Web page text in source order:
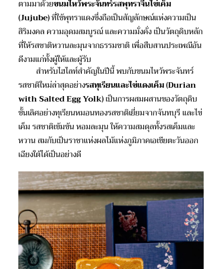
ตามมาด้วยขนมไหว้พระจันทร์รสพุทราจีนไข่เค็ม
(Jujube)ที่ใช้พุทราแดงซึ่งถือเป็นสัญลักษณ์แห่งความเป็น
สิริมงคล ความอุดมสมบูรณ์ และความมั่งคั่ง เป็นวัตถุดิบหลัก
ที่ให้รสชาติหวานละมุนจากธรรมชาติ เพื่อสืบสานประเพณีอัน
ดีงามแก่ทั้งผู้ให้และผู้รับ
สำหรับไฮไลท์สำคัญในปีนี้ พบกับขนมไหว้พระจันทร์
รสชาติใหม่ล่าสุดอย่างรสทุเรียนและไข่แดงเค็ม (Durian
with Salted Egg Yolk)เป็นการผสมผสานของวัตถุดิบ
ชั้นเลิศอย่างทุเรียนหมอนทองรสชาติเยี่ยมจากจันทบุรี และไข่
เค็ม รสชาติเข้มข้น หอมละมุน ให้ความสมดุลทั้งรสเค็มและ
หวาน สมกับเป็นราชาแห่งผลไม้แห่งภูมิภาคเอเชียตะวันออก
เฉียงใต้ได้เป็นอย่างดี